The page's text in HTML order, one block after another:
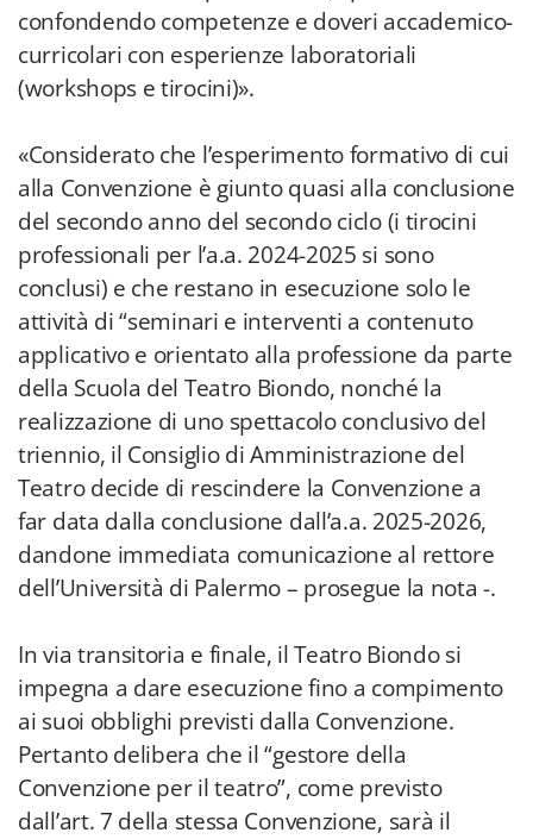
confondendo competenze e doveri accademico-
curricolari con esperienze laboratoriali
(workshops e tirocini)».
«Considerato che l’esperimento formativo di cui
alla Convenzione è giunto quasi alla conclusione
del secondo anno del secondo ciclo (i tirocini
professionali per l’a.a. 2024-2025 si sono
conclusi) e che restano in esecuzione solo le
attività di “seminari e interventi a contenuto
applicativo e orientato alla professione da parte
della Scuola del Teatro Biondo, nonché la
realizzazione di uno spettacolo conclusivo del
triennio, il Consiglio di Amministrazione del
Teatro decide di rescindere la Convenzione a
far data dalla conclusione dall’a.a. 2025-2026,
dandone immediata comunicazione al rettore
dell’Università di Palermo – prosegue la nota -.
In via transitoria e finale, il Teatro Biondo si
impegna a dare esecuzione fino a compimento
ai suoi obblighi previsti dalla Convenzione.
Pertanto delibera che il “gestore della
Convenzione per il teatro”, come previsto
dall’art. 7 della stessa Convenzione, sarà il